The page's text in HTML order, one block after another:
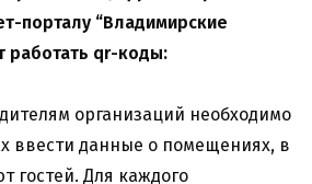
порталу “Владимирские
работать qr-коды:
организаций необходимо
ввести данные о помещениях, в
гостей. Для каждого